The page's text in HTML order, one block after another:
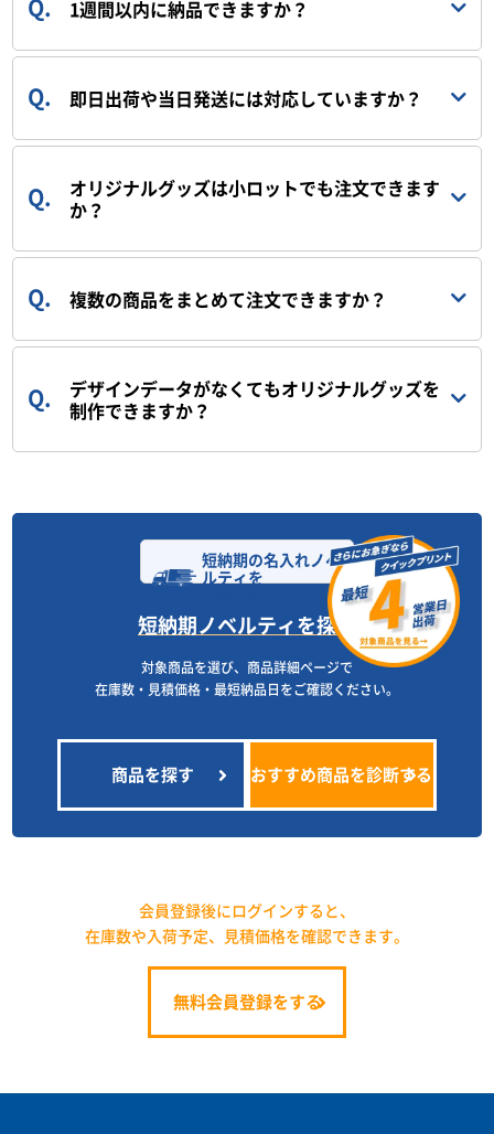
1週間以内に納品できますか？
即日出荷や当日発送には対応していますか？
オリジナルグッズは小ロットでも注文できます
か？
複数の商品をまとめて注文できますか？
デザインデータがなくてもオリジナルグッズを
制作できますか？
短納期の名入れノベ
ルティを
短納期ノベルティを探す
対象商品を選び、商品詳細ページで
在庫数・見積価格・最短納品日をご確認ください。
商品を探す おすすめ商品を診断する
会員登録後にログインすると、
在庫数や入荷予定、見積価格を確認できます。
無料会員登録をする